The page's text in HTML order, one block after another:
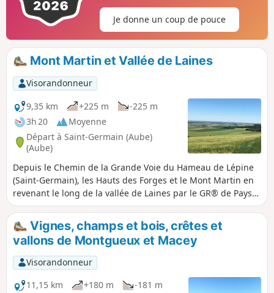
Je donne un coup de pouce
Mont Martin et Vallée de Laines
Visorandonneur
9,35 km
+225 m
-225 m
3h 20
Moyenne
Départ à Saint-Germain (Aube)
(Aube)
Depuis le Chemin de la Grande Voie du Hameau de Lépine
(Saint-Germain), les Hauts des Forges et le Mont Martin en
revenant le long de la vallée de Laines par le GR® de Pays
Plaines et Collines autour de Troyes.
Vignes, champs et bois, crêtes et
vallons de Montgueux et Macey
Visorandonneur
11,15 km
+180 m
-181 m